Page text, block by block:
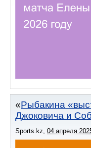
Рыбакина
Джоковича и
Sports.kz 04 апреля